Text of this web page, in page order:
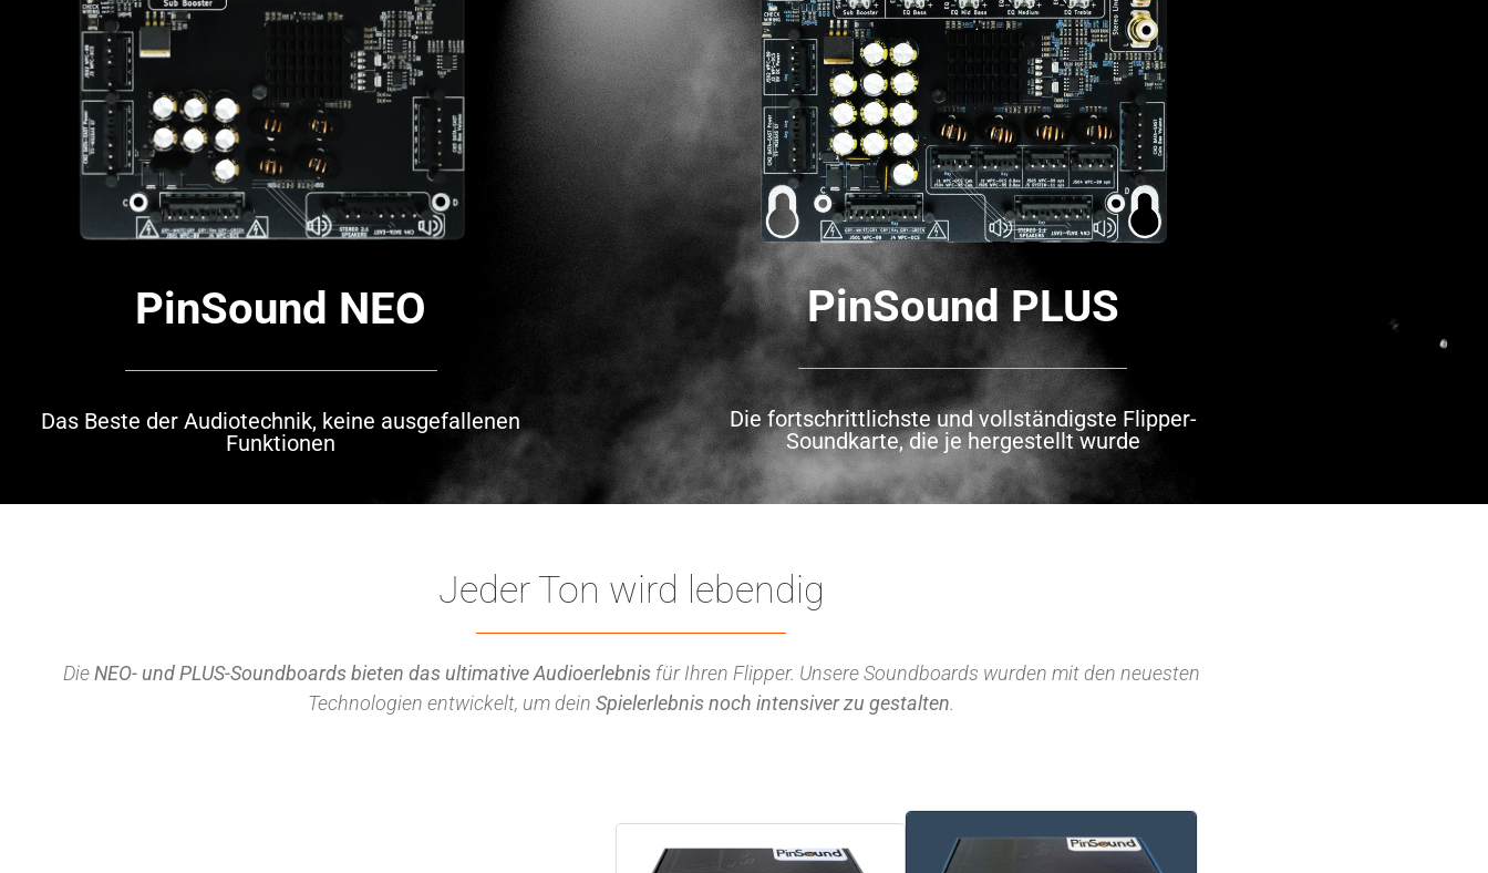
PinSound NEO
Das Beste der Audiotechnik, keine ausgefallenen
Funktionen
PinSound PLUS
Die fortschrittlichste und vollständigste Flipper-
Soundkarte, die je hergestellt wurde
Jeder Ton wird lebendig
DieNEO- und PLUS-Soundboards bieten das ultimative Audioerlebnisfür Ihren Flipper. Unsere Soundboards wurden mit den neuesten
Technologien entwickelt, um dein Spielerlebnis noch intensiver zu gestalten.